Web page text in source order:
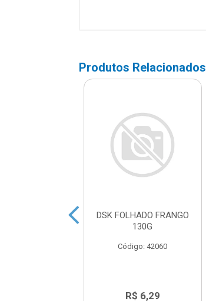
Produtos Relacionados
DSK FOLHADO FRANGO
130G
Código: 42060
R$ 6,29